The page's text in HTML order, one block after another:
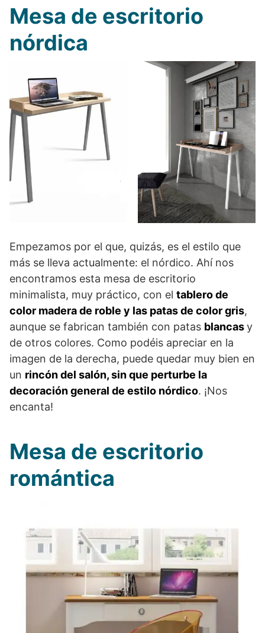
Mesa de escritorio
nórdica
Empezamos por el que, quizás, es el estilo que
más se lleva actualmente: el nórdico. Ahí nos
encontramos esta mesa de escritorio
minimalista, muy práctico, con el tablero de
color madera de roble y las patas de color gris,
aunque se fabrican también con patas blancasy
de otros colores. Como podéis apreciar en la
imagen de la derecha, puede quedar muy bien en
un rincón del salón, sin que perturbe la
decoración general de estilo nórdico. ¡Nos
encanta!
Mesa de escritorio
romántica